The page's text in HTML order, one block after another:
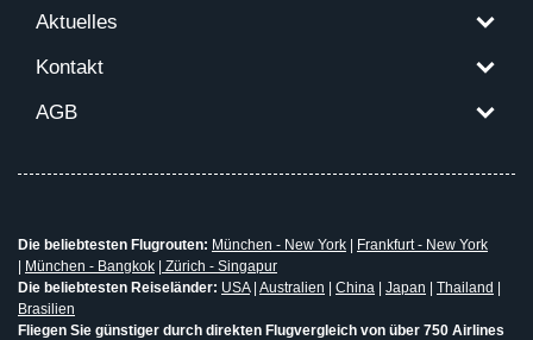
Aktuelles
Kontakt
AGB
Die beliebtesten Flugrouten: München - New York
Frankfurt - New York
München - Bangkok
Zürich - Singapur
Die beliebtesten Reiseländer: USA| Australien China Japan Thailand
Brasilien
Fliegen Sie günstiger durch direkten Flugvergleich von über 750 Airlines